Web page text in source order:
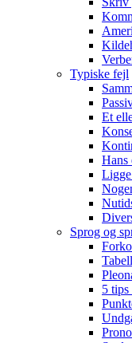
Typiske fejl
Et
Hans
Sprog og
5